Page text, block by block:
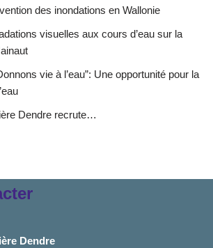
des inondations en Wallonie
visuelles aux cours d’eau sur la
vie à l’eau”: Une opportunité pour la
Dendre recrute…
Dendre